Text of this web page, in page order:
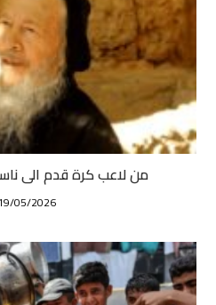
من لاعب كرة قدم الى
05/2026